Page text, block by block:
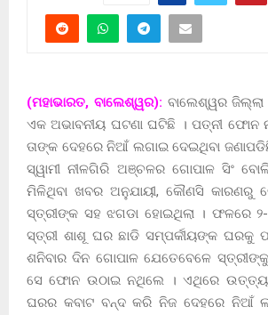
(ମହାଭାରତ, ବାଲେଶ୍ୱର): ବାଲେଶ୍ୱର
ଏକ ଅଭାବନୀୟ ଘଟଣା ଘଟିଛି । ପତ୍ନୀ ଫୋନ ନ
ତାଙ୍କ ଦେହରେ ନିଆଁ ଲଗାଇ ଦେଇଥିବା
ସ୍ୱାମୀ ନୀଳଗିରି ଅଞ୍ଚଳର ଗୋପାଳ ସିଂ
ମିଳିଥିବା ଖବର ଅନୁଯାୟୀ, କୌଣସି କାରଣରୁ
ସ୍ତ୍ରୀଙ୍କ ସହ ଝଗଡା ହୋଇଥିଲା । ଫଳରେ
ସ୍ତ୍ରୀ ଶାଶୂ ଘର ଛାଡି ସମ୍ପର୍କୀୟଙ୍କ ଘରକୁ
ଶନିବାର ଦିନ ଗୋପାଳ ଯେତେବେଳେ
ସେ ଫୋନ ଉଠାଇ ନଥିଲେ । ଏଥିରେ
ଘରର କବାଟ ବନ୍ଦ କରି ନିଜ ଦେହରେ ନିଆଁ